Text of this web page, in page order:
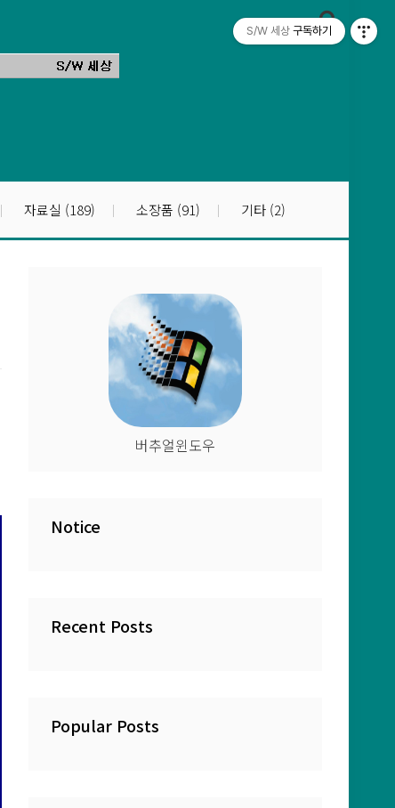
자료실 (189) 소장품 (91) 기타 (2)
버추얼윈도우
Notice
Recent Posts
Popular Posts
S/W 세상 구독하기